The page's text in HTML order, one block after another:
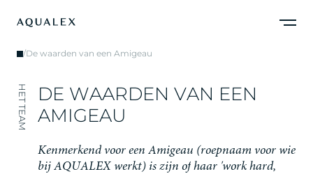
/De waarden van een Amigeau
HET TEAM DE WAARDEN VAN EEN
AMIGEAU
Kenmerkend voor een Amigeau (roepnaam voor wie
bij AQUALEX werkt) is zijn of haar 'work hard,